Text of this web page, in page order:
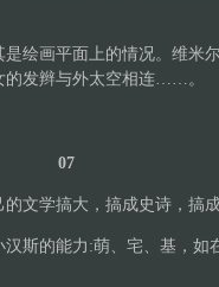
绘画平面上的情况。维米
的发辫与外太空相连……。
07
文学搞大，搞成史诗，搞
斯的能力:萌、宅、基，如